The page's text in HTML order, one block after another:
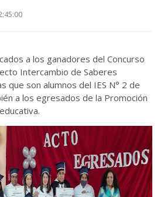
a los ganadores del Concurso
Intercambio de Saberes
que son alumnos del IES N° 2 de
a los egresados de la Promoción